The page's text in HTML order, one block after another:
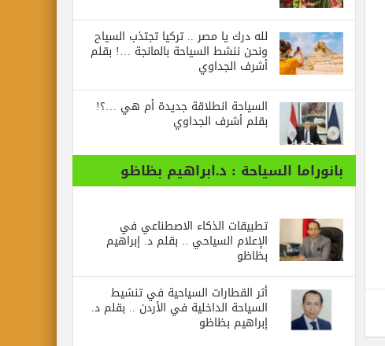
لله درك يا مصر .. تركيا تجتذب السياح
ونحن ننشط السياحة بالمانجة …! بقلم
أشرف الجداوي
السياحة انطلاقة جديدة أم هي …؟!
بقلم أشرف الجداوي
بانوراما السياحة : د.ابراهيم بظاظو
تطبيقات الذكاء الاصطناعي في
الإعلام السياحي .. بقلم د. إبراهيم
بظاظو
أثر القطارات السياحية في تنشيط
السياحة الداخلية في الأردن .. بقلم د.
إبراهيم بظاظو